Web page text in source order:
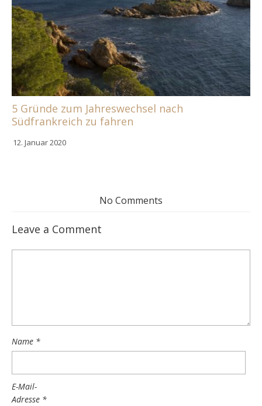
5 Gründe zum Jahreswechsel nach
Südfrankreich zu fahren
12. Januar 2020
No Comments
Leave a Comment
Name *
E-Mail-
Adresse *